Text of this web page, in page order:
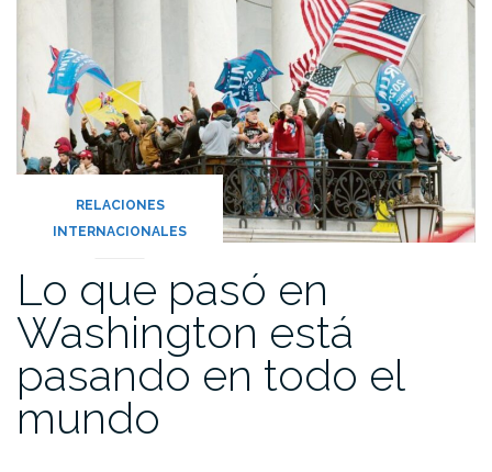
RELACIONES
INTERNACIONALES
Lo que pasó en
Washington está
pasando en todo el
mundo